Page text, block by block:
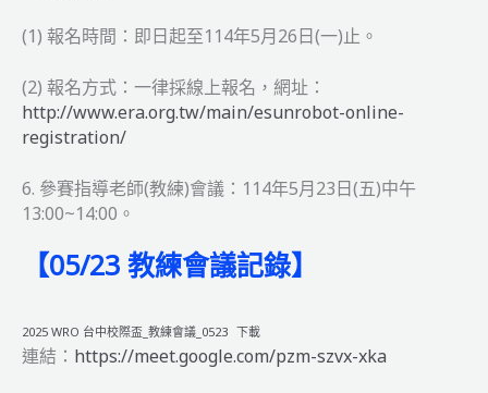
(1) 報名時間：即日起至114年5月26日(一)止。
(2) 報名方式：一律採線上報名，網址：
http://www.era.org.tw/main/esunrobot-online-
registration/
6. 參賽指導老師(教練)會議：114年5月23日(五)中午
13:00~14:00。
【05/23 教練會議記錄】
2025 WRO 台中校際盃_教練會議_0523 下載
連結： https://meet.google.com/pzm-szvx-xka